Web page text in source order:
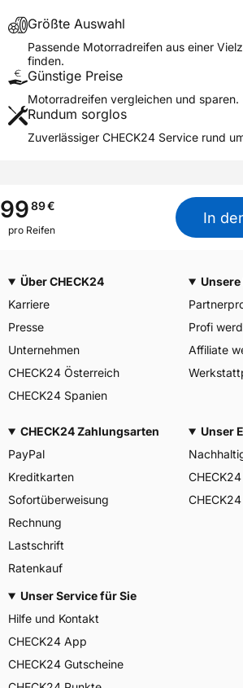
Größte Auswahl
Passende Motorradreifen aus einer
finden.
Günstige Preise
Motorradreifen vergleichen und sparen.
Rundum sorglos
Zuverlässiger CHECK24 Service rund
9989€
pro Reifen
In
Über CHECK24
Karriere
Presse
Unternehmen
CHECK24 Österreich
CHECK24 Spanien
Profi
Affiliate
CHECK24 Zahlungsarten
PayPal
Kreditkarten
Sofortüberweisung
Rechnung
Lastschrift
Ratenkauf
Unser
CHECK24
CHECK24
Unser Service für Sie
Hilfe und Kontakt
CHECK24 App
CHECK24 Gutscheine